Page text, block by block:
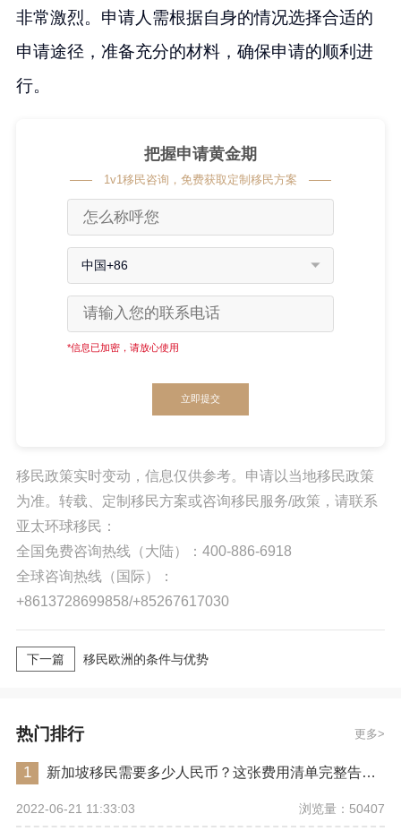
非常激烈。申请人需根据自身的情况选择合适的
申请途径，准备充分的材料，确保申请的顺利进
行。
把握申请黄金期
1v1移民咨询，免费获取定制移民方案
中国+86
*信息已加密，请放心使用
立即提交
移民政策实时变动，信息仅供参考。申请以当地移民政策
为准。转载、定制移民方案或咨询移民服务/政策，请联系
亚太环球移民：
全国免费咨询热线（大陆）：400-886-6918
全球咨询热线（国际）：
+8613728699858/+85267617030
下一篇 移民欧洲的条件与优势
热门排行 更多
1 新加坡移民需要多少人民币？这张费用清单完整告诉你
2022-06-21 11:33:03 浏览量：50407